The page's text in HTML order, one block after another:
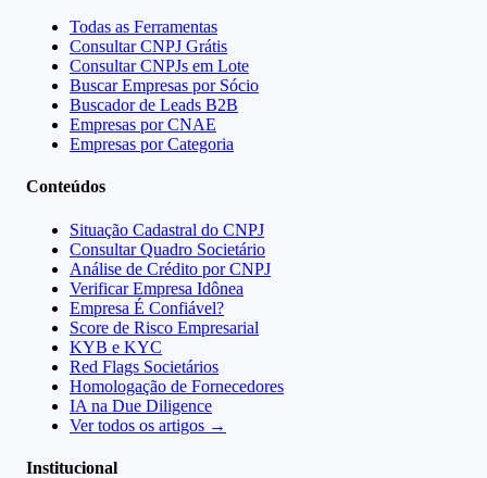
Todas as Ferramentas
Consultar CNPJ Grátis
Consultar CNPJs em Lote
Buscar Empresas por Sócio
Buscador de Leads B2B
Empresas por CNAE
Empresas por Categoria
Conteúdos
Situação Cadastral do CNPJ
Consultar Quadro Societário
Análise de Crédito por CNPJ
Verificar Empresa Idônea
Empresa É Confiável?
Score de Risco Empresarial
KYB e KYC
Red Flags Societários
Homologação de Fornecedores
IA na Due Diligence
Ver todos os artigos →
Institucional